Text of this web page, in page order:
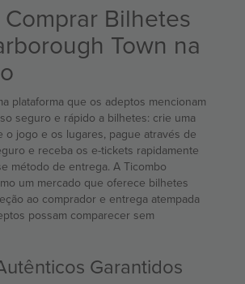
Bilhetes
Town na
plataforma que os adeptos mencionam
seguro e rápido a bilhetes: crie uma
o jogo e os lugares, pague através de
e receba os e-tickets rapidamente
método de entrega. A Ticombo
um mercado que oferece bilhetes
ao comprador e entrega atempada
possam comparecer sem
Garantidos